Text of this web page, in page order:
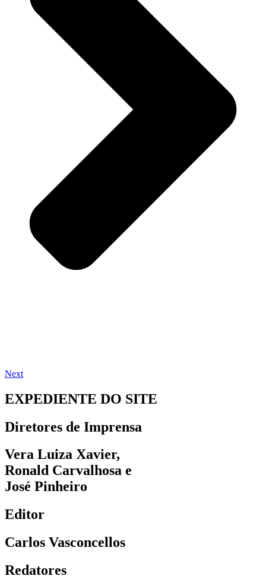
Next
EXPEDIENTE DO SITE
Diretores de Imprensa
Vera Luiza Xavier,
Ronald Carvalhosa e
José Pinheiro
Editor
Carlos Vasconcellos
Redatores